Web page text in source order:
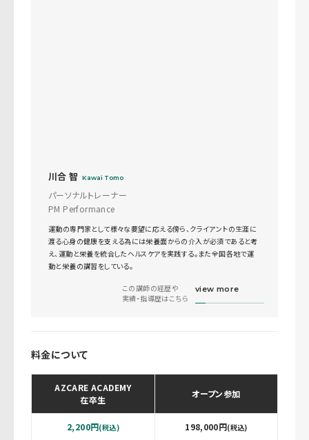
川合 智 Kawai Tomo
パーソナルトレーナー
PM Performance
運動の専門家として様々な要望に応える傍ら、クライアントの生涯に
渡る心身の健康を支える為には栄養面からの介入が必須であると考
え、運動と栄養を統合したヘルスケアを実践する。また全国各地で運
動と栄養の講習をしている。
この講師の経歴や
実績・指導歴はこちら
view more
料金について
AZCARE ACADEMY
在卒生
オープン参加
2,200円(税込) 198,000円(税込)